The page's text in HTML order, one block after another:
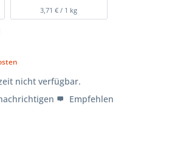
3,71 € / 1 kg
nicht verfügbar.
Empfehlen